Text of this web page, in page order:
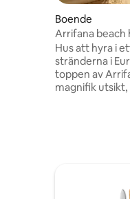
Boende
Arrifana beach
Hus att hyra i
stränderna i Europa. Huset
toppen av
magnifik
avkopplande
beach är